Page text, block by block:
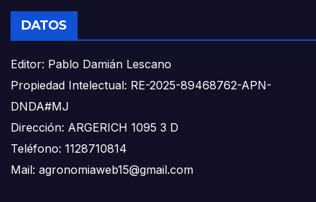
DATOS
Editor: Pablo Damián Lescano
Propiedad Intelectual: RE-2025-89468762-APN-
DNDA#MJ
Dirección: ARGERICH 1095 3 D
Teléfono: 1128710814
Mail: agronomiaweb15@gmail.com